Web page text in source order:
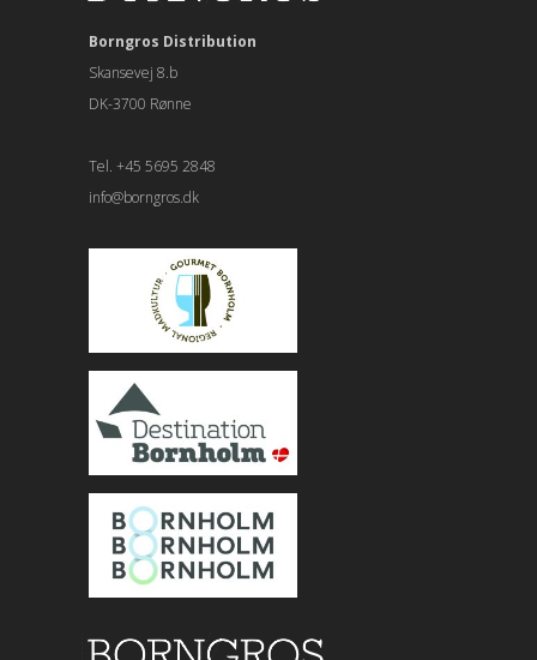
Borngros Distribution
Skansevej 8.b
DK-3700 Rønne
Tel. +45 5695 2848
info@borngros.dk